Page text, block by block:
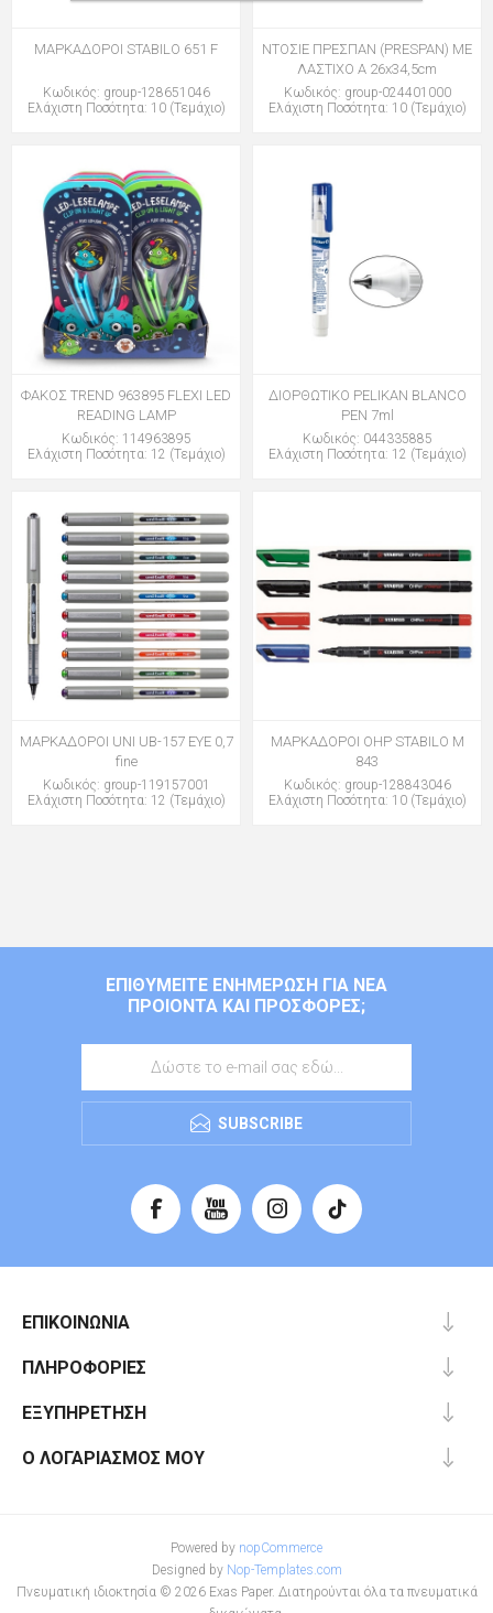
ΜΑΡΚΑΔΟΡΟΙ STABILO 651 F
Κωδικός: group-128651046
Ελάχιστη Ποσότητα: 10 (Τεμάχιο)
ΝΤΟΣΙΕ ΠΡΕΣΠΑΝ (PRESPAN) ΜΕ
ΛΑΣΤΙΧΟ Α 26x34,5cm
Κωδικός: group-024401000
Ελάχιστη Ποσότητα: 10 (Τεμάχιο)
ΦΑΚΟΣ TREND 963895 FLEXI LED
READING LAMP
Κωδικός: 114963895
Ελάχιστη Ποσότητα: 12 (Τεμάχιο)
ΔΙΟΡΘΩΤΙΚΟ PELIKAN BLANCO
PEN 7ml
Κωδικός: 044335885
Ελάχιστη Ποσότητα: 12 (Τεμάχιο)
ΜΑΡΚΑΔΟΡΟΙ UNI UB-157 EYE 0,7
fine
Κωδικός: group-119157001
Ελάχιστη Ποσότητα: 12 (Τεμάχιο)
ΜΑΡΚΑΔΟΡΟΙ OHP STABILO M
843
Κωδικός: group-128843046
Ελάχιστη Ποσότητα: 10 (Τεμάχιο)
ΕΠΙΘΥΜΕΊΤΕ ΕΝΗΜΈΡΩΣΗ ΓΙΑ ΝΈΑ
ΠΡΟΙΌΝΤΑ ΚΑΙ ΠΡΟΣΦΟΡΈΣ;
SUBSCRIBE
ΕΠΙΚΟΙΝΩΝΊΑ
ΠΛΗΡΟΦΟΡΊΕΣ
ΕΞΥΠΗΡΈΤΗΣΗ
Ο ΛΟΓΑΡΙΑΣΜΌΣ ΜΟΥ
Powered by nopCommerce
Designed by Nop-Templates.com
Πνευματική ιδιοκτησία © 2026 Exas Paper. Διατηρούνται όλα τα πνευματικά